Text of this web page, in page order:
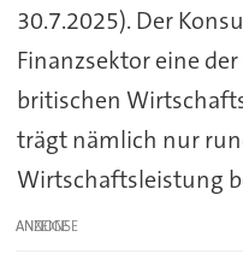
30.7.2025). Der
Finanzsektor eine
britischen
trägt nämlich nur
Wirtschaftsleistung
ANZEIGE